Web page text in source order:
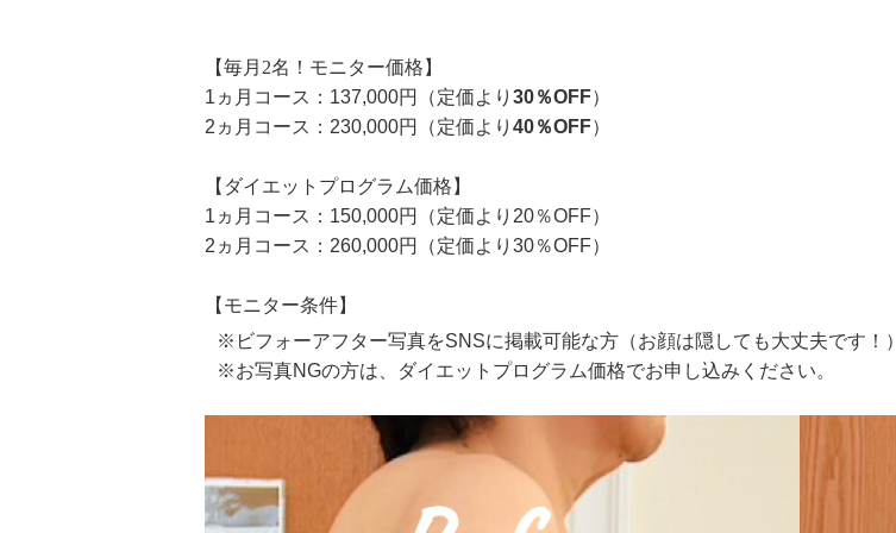
【毎月2名！モニター価格】
1ヵ月コース：137,000円（定価より 30％OFF）
2ヵ月コース：230,000円（定価より 40％OFF）
【ダイエットプログラム価格】
1ヵ月コース：150,000円（定価より20％OFF）
2ヵ月コース：260,000円（定価より30％OFF）
【モニター条件】
※ビフォーアフター写真をSNSに掲載可能な方（お顔は隠しても大丈夫です！）
※お写真NGの方は、ダイエットプログラム価格でお申し込みください。